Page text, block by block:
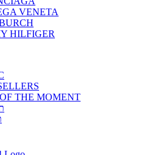
VENETA
HILFIGER
THE MOMENT